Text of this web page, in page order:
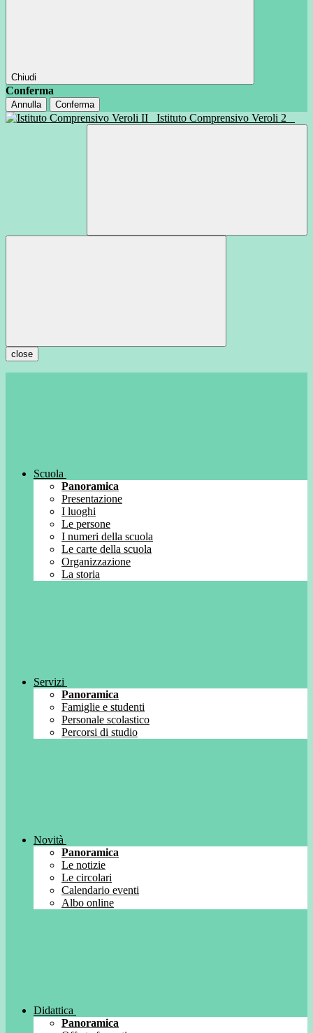
Chiudi
Conferma
Annulla Conferma
Istituto Comprensivo Veroli 2
close
Scuola
Panoramica
Presentazione
I luoghi
Le persone
I numeri della scuola
Le carte della scuola
Organizzazione
La storia
Servizi
Panoramica
Famiglie e studenti
Personale scolastico
Percorsi di studio
Novità
Panoramica
Le notizie
Le circolari
Calendario eventi
Albo online
Didattica
Panoramica